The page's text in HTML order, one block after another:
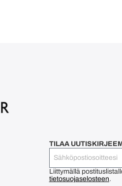
TILAA
Liittymällä
tietosuojaselosteen.